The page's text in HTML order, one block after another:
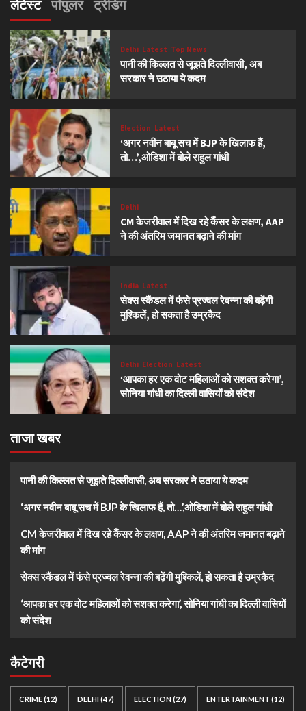
लेटेस्ट पॉपुलर ट्रेंडिंग
Delhi Latest Top News
पानी की किल्लत से जूझते दिल्लीवासी, अब
सरकार ने उठाया ये कदम
Election Latest
‘अगर नवीन बाबू सच में BJP के खिलाफ हैं,
तो…’,ओडिशा में बोले राहुल गांधी
Delhi
CM केजरीवाल में दिख रहे कैंसर के लक्षण, AAP
ने की अंतरिम जमानत बढ़ाने की मांग
India Latest
सेक्स स्कैंडल में फंसे प्रज्वल रेवन्ना की बढ़ेंगी
मुश्किलें, हो सकता है उम्रकैद
Delhi Election Latest
‘आपका हर एक वोट महिलाओं को सशक्त करेगा’,
सोनिया गांधी का दिल्ली वासियों को संदेश
ताजा खबर
पानी की किल्लत से जूझते दिल्लीवासी, अब सरकार ने उठाया ये कदम
‘अगर नवीन बाबू सच में BJP के खिलाफ हैं, तो…’,ओडिशा में बोले राहुल गांधी
CM केजरीवाल में दिख रहे कैंसर के लक्षण, AAP ने की अंतरिम जमानत बढ़ाने
की मांग
सेक्स स्कैंडल में फंसे प्रज्वल रेवन्ना की बढ़ेंगी मुश्किलें, हो सकता है उम्रकैद
‘आपका हर एक वोट महिलाओं को सशक्त करेगा’, सोनिया गांधी का दिल्ली वासियों
को संदेश
कैटेगरी
CRIME(12) DELHI(47) ELECTION(27) ENTERTAINMENT (12)